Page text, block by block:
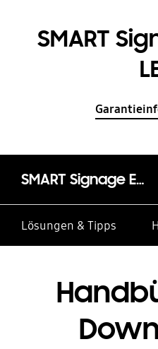
SMART
SMART Signage ED75D LED
Lösungen & Tipps